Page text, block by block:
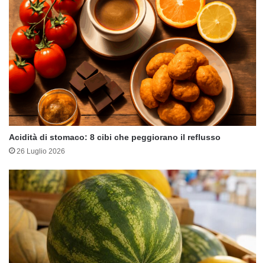
Acidità di stomaco: 8 cibi che peggiorano il reflusso
26 Luglio 2026